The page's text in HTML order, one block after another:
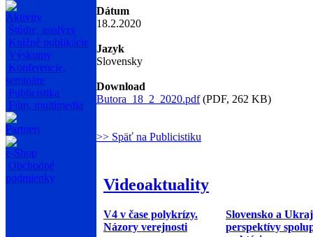
Aktivity
Štúdie, analýzy
Knižné publikácie
Výskumy
Konferencie,
semináre
Publicistika
Film, multimedia
Partneri
e-Shop
Obchodné
podmienky
Dátum
18.2.2020
Jazyk
Slovensky
Download
Butora_18_2_2020.pdf(PDF, 262 KB)
>> Späť na Publicistiku
Videoaktuality
V4 v čase polykrízy.
Názory verejnosti
Slovensko a
perspektívy